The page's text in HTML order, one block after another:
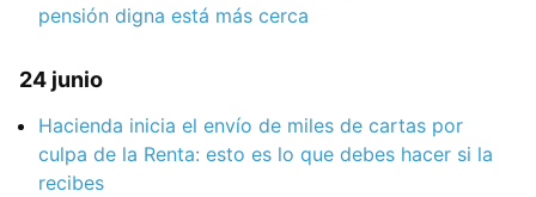
pensión digna está más cerca
24 junio
Hacienda inicia el envío de miles de cartas por
culpa de la Renta: esto es lo que debes hacer si la
recibes